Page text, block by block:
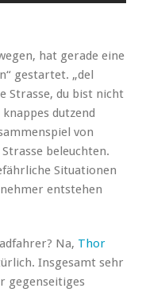
hat gerade eine
gestartet. „del
Strasse, du bist nicht
dutzend
von
beleuchten.
Situationen
entstehen
Na, Thor
Insgesamt sehr
gegenseitiges